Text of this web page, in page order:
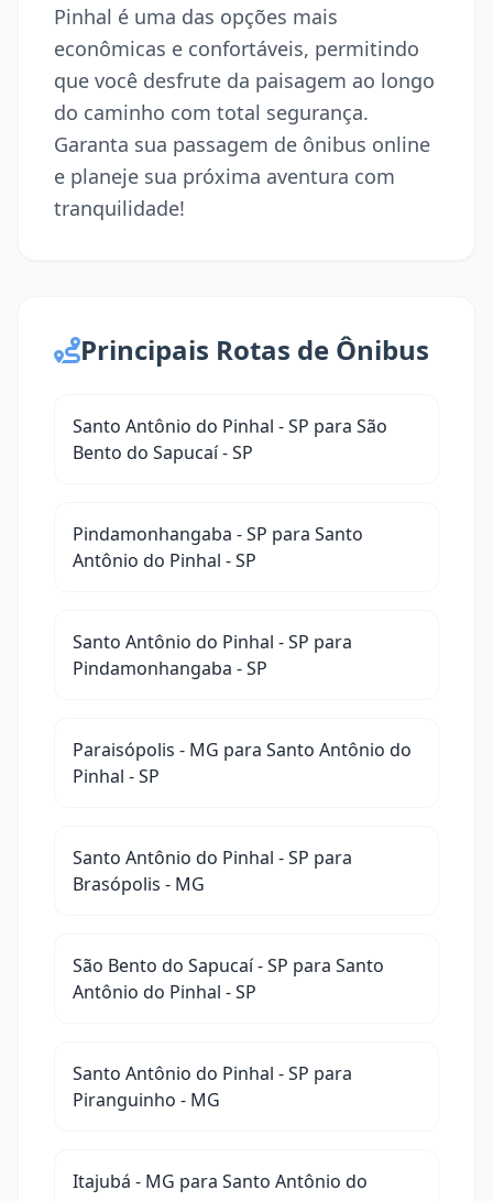
Pinhal é uma das opções mais
econômicas e confortáveis, permitindo
que você desfrute da paisagem ao longo
do caminho com total segurança.
Garanta sua passagem de ônibus online
e planeje sua próxima aventura com
tranquilidade!
Principais Rotas de Ônibus
Santo Antônio do Pinhal - SP para São
Bento do Sapucaí - SP
Pindamonhangaba - SP para Santo
Antônio do Pinhal - SP
Santo Antônio do Pinhal - SP para
Pindamonhangaba - SP
Paraisópolis - MG para Santo Antônio do
Pinhal - SP
Santo Antônio do Pinhal - SP para
Brasópolis - MG
São Bento do Sapucaí - SP para Santo
Antônio do Pinhal - SP
Santo Antônio do Pinhal - SP para
Piranguinho - MG
Itajubá - MG para Santo Antônio do